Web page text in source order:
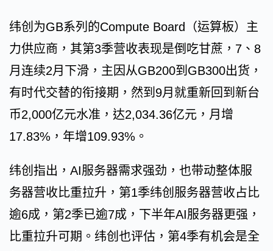
纬创为GB系列的Compute Board（运算板）主
力供应商，其第3季营收表现是倒吃甘蔗，7、8
月连续2月下滑，主因从GB200到GB300出货，
有时代交替的衔接期，然到9月就重新回到新台
币2,000亿元水准，达2,034.36亿元，月增
17.83%，年增109.93%。
纬创指出，AI服务器需求强劲，也带动整体服
务器营收比重拉升，第1季纬创服务器营收占比
逾6成，第2季已逾7成，下半年AI服务器更强，
比重拉升可期。纬创也评估，第4季有机会是全